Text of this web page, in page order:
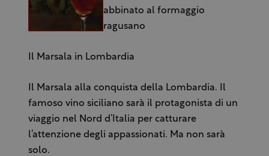
abbinato al formaggio
ragusano
Il Marsala in Lombardia
Il Marsala alla conquista della Lombardia. Il
famoso vino siciliano sarà il protagonista di un
viaggio nel Nord d’Italia per catturare
l’attenzione degli appassionati. Ma non sarà
solo.